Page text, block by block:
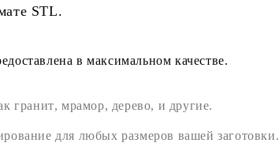
STL.
в максимальном качестве.
гранит,мрамор, дерево, и другие.
для любых размеров вашей заготовки.